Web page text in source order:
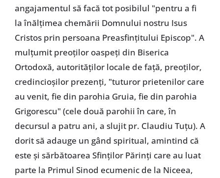
angajamentul să facă tot posibilul "pentru a fi
la înălțimea chemării Domnului nostru Isus
Cristos prin persoana Preasfințitului Episcop". A
mulțumit preoților oaspeți din Biserica
Ortodoxă, autorităților locale de față, preoților,
credincioșilor prezenți, "tuturor prietenilor care
au venit, fie din parohia Gruia, fie din parohia
Grigorescu" (cele două parohii în care, în
decursul a patru ani, a slujit pr. Claudiu Tuțu). A
dorit să adauge un gând spiritual, amintind că
este și sărbătoarea Sfinților Părinți care au luat
parte la Primul Sinod ecumenic de la Niceea,